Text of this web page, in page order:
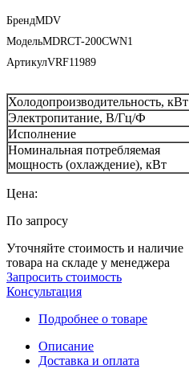
БрендMDV
МодельMDRCT-200CWN1
АртикулVRF11989
Холодопроизводительность, кВт
Электропитание, В/Гц/Ф
Исполнение
Номинальная потребляемая
мощность (охлаждение), кВт
Цена:
По запросу
Уточняйте стоимость и наличие
товара на складе у менеджера
Запросить стоимость
Консультация
Подробнее о товаре
Описание
Доставка и оплата